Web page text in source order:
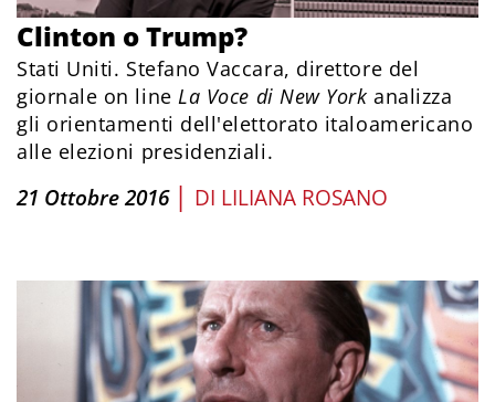
Clinton o Trump?
Stati Uniti. Stefano Vaccara, direttore del
giornale on lineLa Voce di New York analizza
gli orientamenti dell'elettorato italoamericano
alle elezioni presidenziali.
21 Ottobre 2016 | DI LILIANA ROSANO